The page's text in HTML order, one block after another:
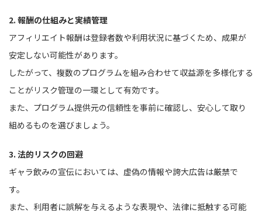
2. 報酬の仕組みと実績管理
アフィリエイト報酬は登録者数や利用状況に基づくため、成果が
安定しない可能性があります。
したがって、複数のプログラムを組み合わせて収益源を多様化する
ことがリスク管理の一環として有効です。
また、プログラム提供元の信頼性を事前に確認し、安心して取り
組めるものを選びましょう。
3. 法的リスクの回避
ギャラ飲みの宣伝においては、虚偽の情報や誇大広告は厳禁で
す。
また、利用者に誤解を与えるような表現や、法律に抵触する可能